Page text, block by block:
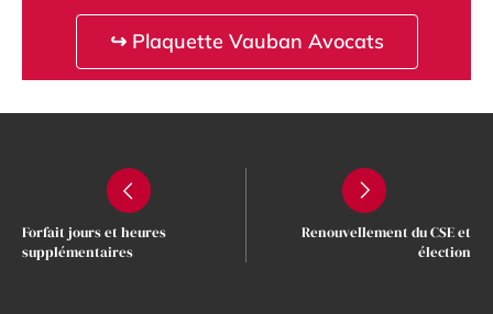
↪ Plaquette Vauban Avocats
Forfait jours et heures
supplémentaires
Renouvellement du CSE et
élection